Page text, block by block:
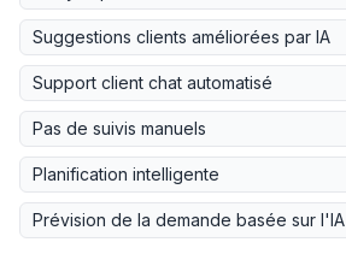
Suggestions clients améliorées par IA
Support client chat automatisé
Pas de suivis manuels
Planification intelligente
Prévision de la demande basée sur l'IA